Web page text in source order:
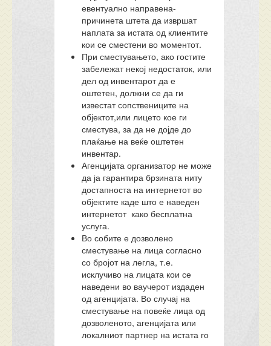
евентуално направена-
причинета штета да извршат
наплата за истата од клиентите
кои се сместени во моментот.
При сместувањето, ако гостите
забележат некој недостаток, или
дел од инвентарот да е
оштетен, должни се да ги
известат сопствениците на
објектот,или лицето кое ги
сместува, за да не дојде до
плаќање на веќе оштетен
инвентар.
Агенцијата организатор не може
да ја гарантира брзината ниту
достапноста на интернетот во
објектите каде што е наведен
интернетот како бесплатна
услуга.
Во собите е дозволено
сместување на лица согласно
со бројот на легла, т.е.
исклучиво на лицата кои се
наведени во ваучерот издаден
од агенцијата. Во случај на
сместување на повеќе лица од
дозволеното, агенцијата или
локалниот партнер на истата го